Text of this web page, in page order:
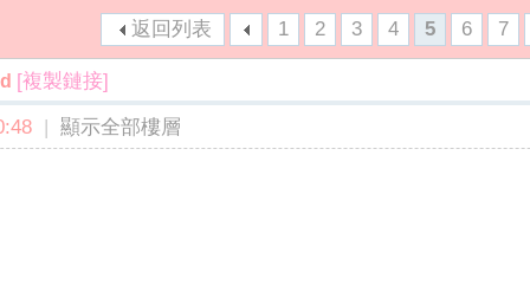
1
2 3 4 5 6 7
返回列表
[複製鏈接]
| 顯示全部樓層